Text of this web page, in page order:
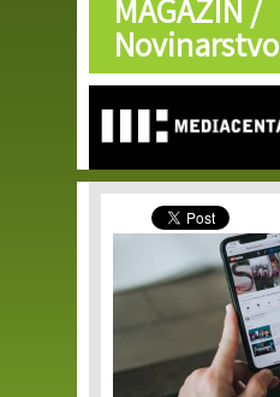
Skip to
main
content
MAGAZIN /
Novinarstvo